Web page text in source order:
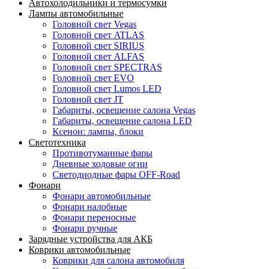
Автохолодильники и термосумки
Лампы автомобильные
Головной свет Vegas
Головной свет ATLAS
Головной свет SIRIUS
Головной свет ALFAS
Головной свет SPECTRAS
Головной свет EVO
Головной свет Lumos LED
Головной свет JT
Габариты, освещение салона Vegas
Габариты, освещение салона LED
Ксенон: лампы, блоки
Светотехника
Противотуманные фары
Дневные ходовые огни
Светодиодные фары OFF-Road
Фонари
Фонари автомобильные
Фонари налобные
Фонари переносные
Фонари ручные
Зарядные устройства для АКБ
Коврики автомобильные
Коврики для салона автомобиля